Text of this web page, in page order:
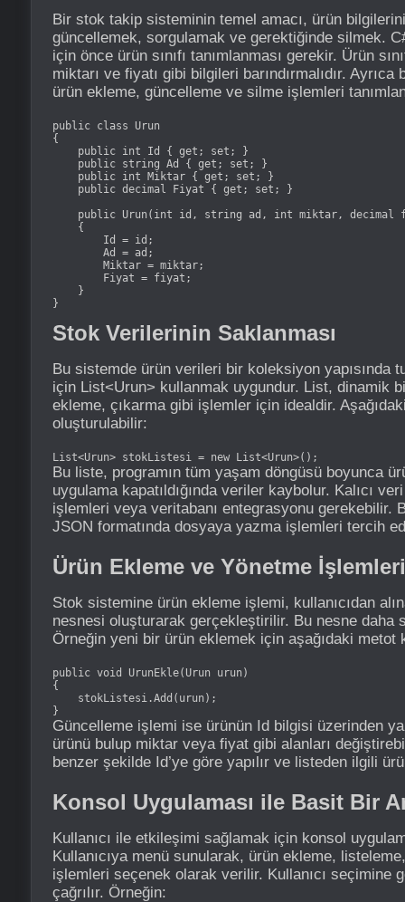
Bir stok takip sisteminin temel amacı, ürün
güncellemek, sorgulamak ve gerektiğinde silmek.
için önce ürün sınıfı tanımlanması gerekir. Ürün
miktarı ve fiyatı gibi bilgileri barındırmalıdır. Ayrıca
ürün ekleme, güncelleme ve silme işlemleri
public class Urun
{
    public int Id { get; set; }
    public string Ad { get; set; }
    public int Miktar { get; set; }
    public decimal Fiyat { get; set; }
public Urun(int id, string ad, int miktar, decimal
    {
        Id = id;
        Ad = ad;
        Miktar = miktar;
        Fiyat = fiyat;
    }
}
Stok Verilerinin Saklanması
Bu sistemde ürün verileri bir koleksiyon yapısında
için List<Urun> kullanmak uygundur. List, dinamik
ekleme, çıkarma gibi işlemler için idealdir.
oluşturulabilir:
List<Urun> stokListesi = new List<Urun>();
Bu liste, programın tüm yaşam döngüsü boyunca
uygulama kapatıldığında veriler kaybolur. Kalıcı
işlemleri veya veritabanı entegrasyonu gerekebilir.
JSON formatında dosyaya yazma işlemleri tercih
Ürün Ekleme ve Yönetme İşlemleri
Stok sistemine ürün ekleme işlemi, kullanıcıdan
nesnesi oluşturarak gerçekleştirilir. Bu nesne daha
Örneğin yeni bir ürün eklemek için aşağıdaki metot
public void UrunEkle(Urun urun)
{
    stokListesi.Add(urun);
}
Güncelleme işlemi ise ürünün Id bilgisi üzerinden
ürünü bulup miktar veya fiyat gibi alanları
benzer şekilde Id’ye göre yapılır ve listeden ilgili
Konsol Uygulaması ile Basit Bir
Kullanıcı ile etkileşimi sağlamak için konsol
Kullanıcıya menü sunularak, ürün ekleme,
işlemleri seçenek olarak verilir. Kullanıcı seçimine
çağrılır. Örneğin: